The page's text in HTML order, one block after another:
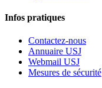
Infos pratiques
Contactez-nous
Annuaire USJ
Webmail USJ
Mesures de sécurité